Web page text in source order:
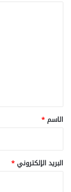
*
الاسم*
البريد الإلكتروني*